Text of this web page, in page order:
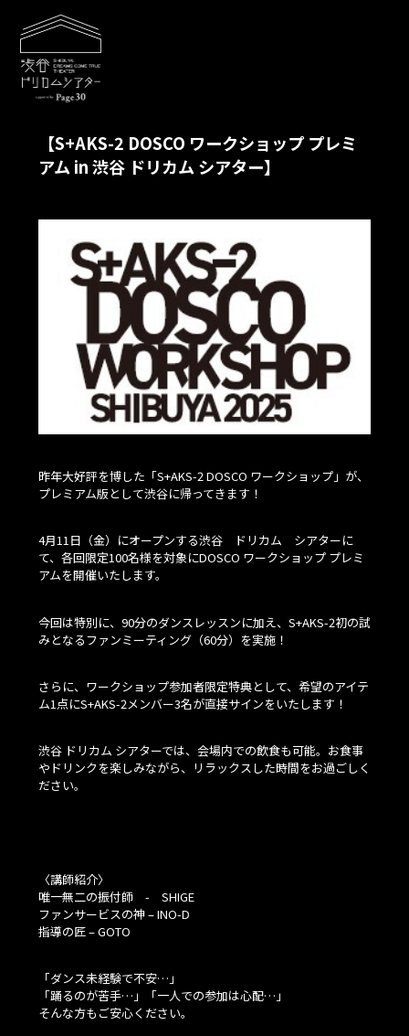
【S+AKS-2 DOSCO ワークショップ プレミ
アム in 渋谷 ドリカム シアター】
昨年大好評を博した「S+AKS-2 DOSCO ワークショップ」が、
プレミアム版として渋谷に帰ってきます！
4月11日（金）にオープンする渋谷 ドリカム シアターに
て、各回限定100名様を対象にDOSCO ワークショップ プレミ
アムを開催いたします。
今回は特別に、90分のダンスレッスンに加え、S+AKS-2初の試
みとなるファンミーティング（60分）を実施！
さらに、ワークショップ参加者限定特典として、希望のアイテ
ム1点にS+AKS-2メンバー3名が直接サインをいたします！
渋谷 ドリカム シアターでは、会場内での飲食も可能。お食事
やドリンクを楽しみながら、リラックスした時間をお過ごしく
ださい。
〈講師紹介〉
唯一無二の振付師 - SHIGE
ファンサービスの神 – INO-D
指導の匠 – GOTO
「ダンス未経験で不安…」
「踊るのが苦手…」「一人での参加は心配…」
そんな方もご安心ください。